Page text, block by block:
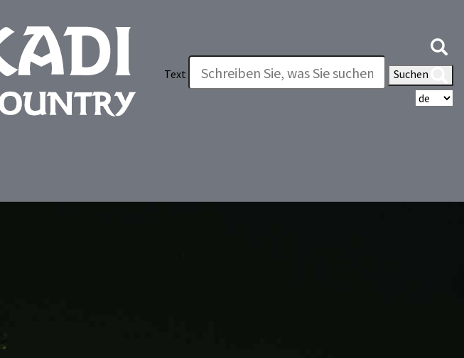
Text
Suchen